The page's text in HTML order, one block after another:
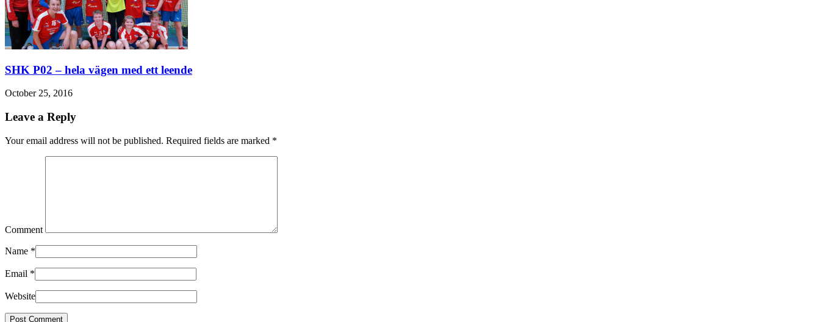
SHK P02 – hela vägen med ett leende
October 25, 2016
Leave a Reply
Your email address will not be published. Required fields are marked *
Comment
Name *
Email *
Website